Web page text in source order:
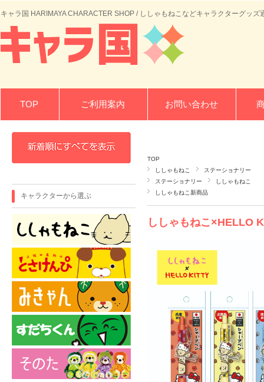
キャラ国 HARIMAYA CHARACTER SHOP / ししゃもねこなどキャラクターグッズ
TOP ご利用案内 お問い合わせ
TOP
ししゃもねこ
ステーショナリー
ステーショナリー
ししゃもねこ
ししゃもねこ新商品
ししゃもねこ×HELLO
キャラクターから選ぶ